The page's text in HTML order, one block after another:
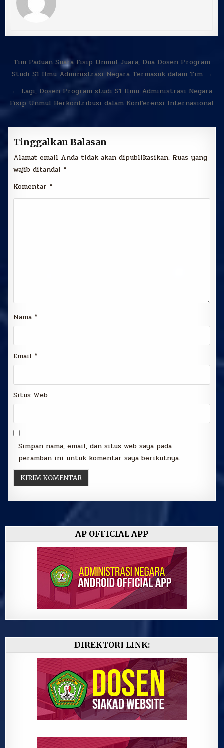
Navigasi
pos
Tim Paduan Suara Fisip Unmul Juara, Dua Dosen Program
Studi S1 Ilmu Administrasi Negara Termasuk dalam Tim →
← Lagi, Dosen Program studi S1 Ilmu Administrasi Negara
Fisip Unmul Berkontribusi dalam Konferensi Internasional
Tinggalkan Balasan
Alamat email Anda tidak akan dipublikasikan. Ruas yang
wajib ditandai *
Komentar *
Nama *
Email *
Situs Web
Simpan nama, email, dan situs web saya pada
peramban ini untuk komentar saya berikutnya.
AP OFFICIAL APP
DIREKTORI LINK: